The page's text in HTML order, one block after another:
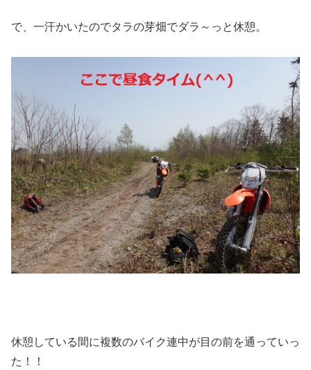
で、一汗かいたのでタラの芽畑でダラ～っと休憩。
休憩している間に複数のバイク連中が目の前を通っていっ
た！！